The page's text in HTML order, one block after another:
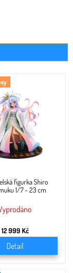
figurka Shiro
1/7 - 23 cm
12 999 Kč
Detail